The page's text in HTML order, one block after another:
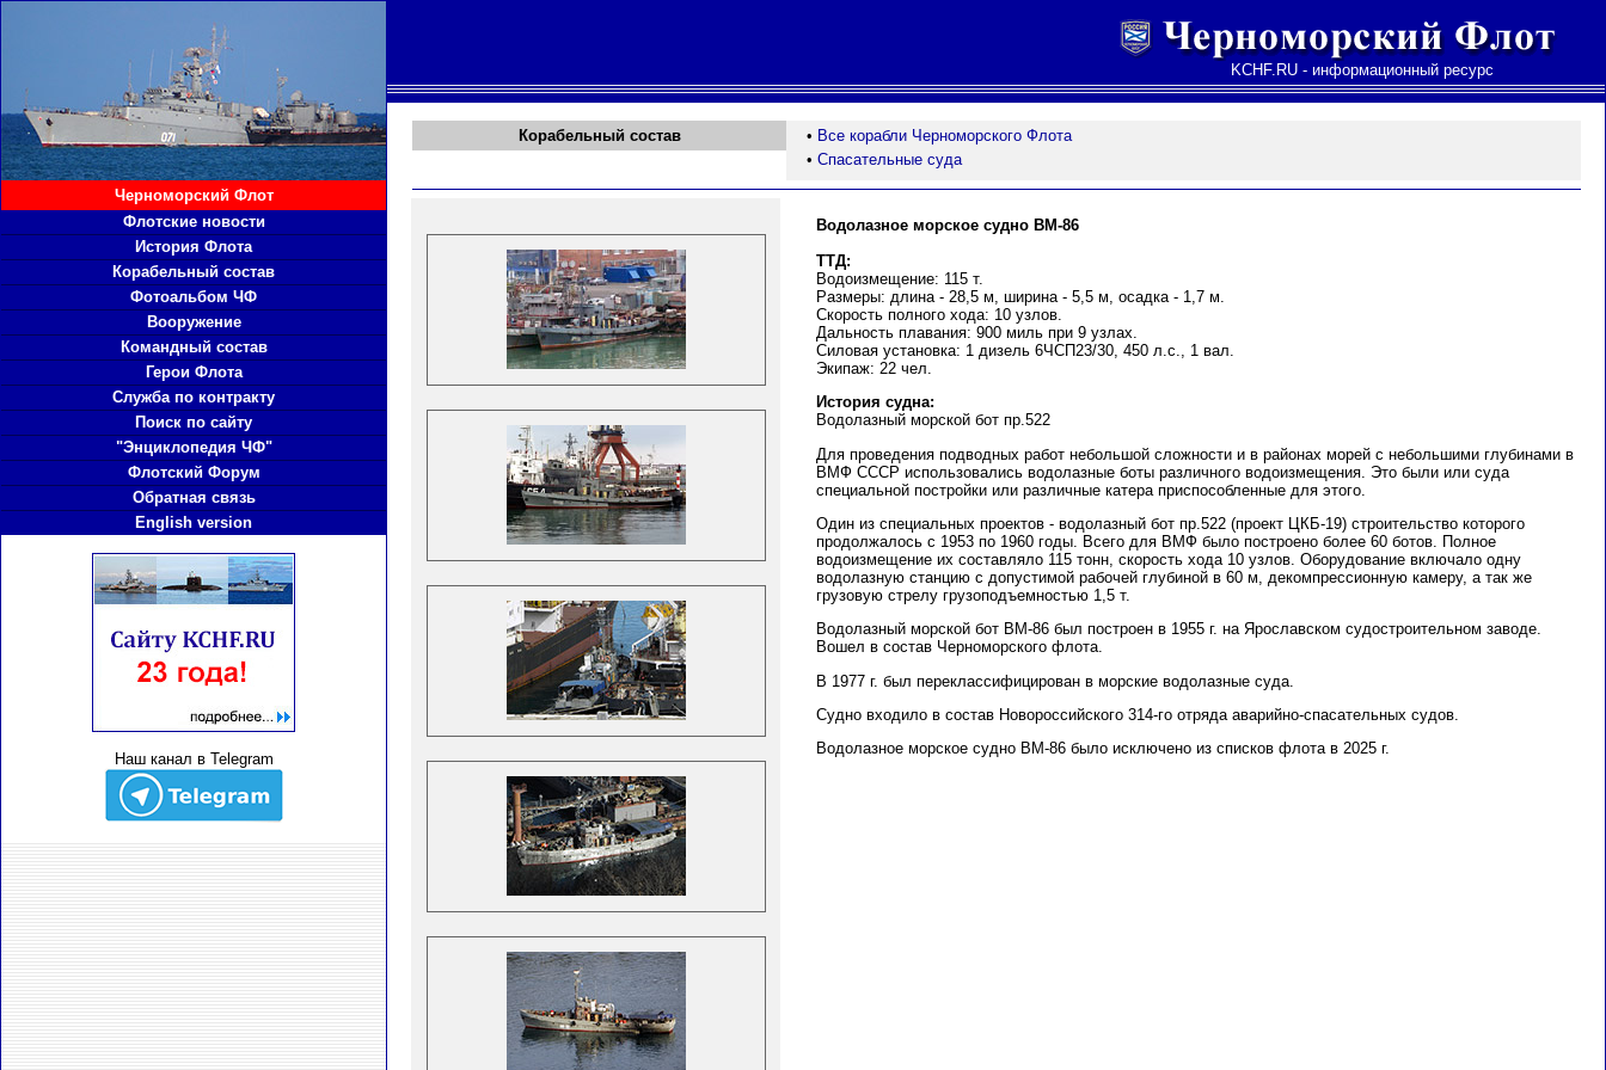
Черноморский Флот
Флотские новости
История Флота
Корабельный состав
Фотоальбом ЧФ
Вооружение
Командный состав
Герои Флота
Служба по контракту
Поиск по сайту
"Энциклопедия ЧФ"
Флотский Форум
Обратная связь
English version
Наш канал в Telegram
KCHF.RU - информационный ресурс
Корабельный состав • Все корабли Черноморского Флота
• Спасательные суда
Водолазное морское судно ВМ-86
ТТД:
Водоизмещение: 115 т.
Размеры: длина - 28,5 м, ширина - 5,5 м, осадка - 1,7 м.
Скорость полного хода: 10 узлов.
Дальность плавания: 900 миль при 9 узлах.
Силовая установка: 1 дизель 6ЧСП23/30, 450 л.с., 1 вал.
Экипаж: 22 чел.
История судна:
Водолазный морской бот пр.522
Для проведения подводных работ небольшой сложности и в районах морей с небольшими глубинами в
ВМФ СССР использовались водолазные боты различного водоизмещения. Это были или суда
специальной постройки или различные катера приспособленные для этого.
Один из специальных проектов - водолазный бот пр.522 (проект ЦКБ-19) строительство которого
продолжалось с 1953 по 1960 годы. Всего для ВМФ было построено более 60 ботов. Полное
водоизмещение их составляло 115 тонн, скорость хода 10 узлов. Оборудование включало одну
водолазную станцию с допустимой рабочей глубиной в 60 м, декомпрессионную камеру, а так же
грузовую стрелу грузоподъемностью 1,5 т.
Водолазный морской бот ВМ-86 был построен в 1955 г. на Ярославском судостроительном заводе.
Вошел в состав Черноморского флота.
В 1977 г. был переклассифицирован в морские водолазные суда.
Судно входило в состав Новороссийского 314-го отряда аварийно-спасательных судов.
Водолазное морское судно ВМ-86 было исключено из списков флота в 2025 г.